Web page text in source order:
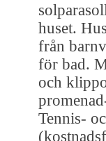
huset.
från
för bad.
och
Tennis-